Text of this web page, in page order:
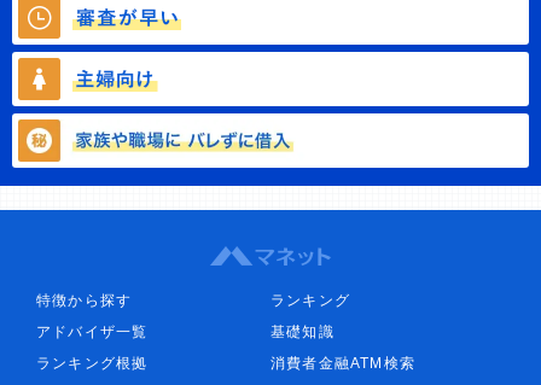
特徴から探す
ランキング
アドバイザ一覧
基礎知識
ランキング根拠
消費者金融ATM検索